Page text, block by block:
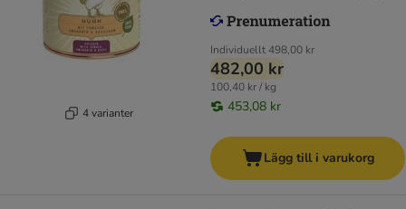
4 varianter
Individuellt498,00 kr
482,00 kr
100,40 kr / kg
453,08 kr
Lägg till i varukorg